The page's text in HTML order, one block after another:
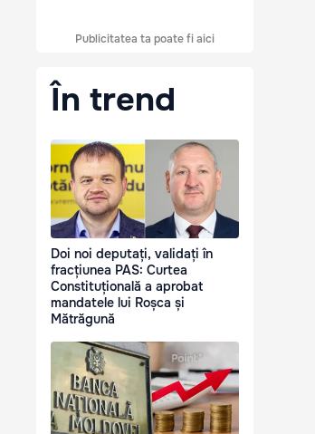
Publicitatea ta poate fi aici
În trend
Doi noi deputați, validați în
fracțiunea PAS: Curtea
Constituțională a aprobat
mandatele lui Roșca și
Mătrăgună